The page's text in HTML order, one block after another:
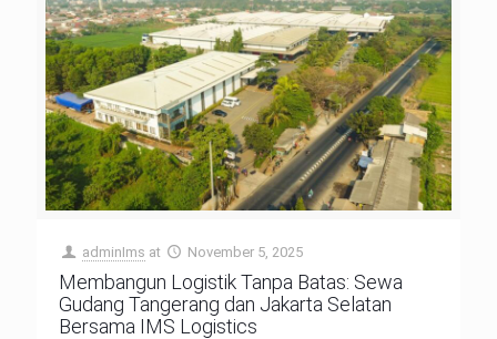
adminIms at November 5, 2025
Membangun Logistik Tanpa Batas: Sewa
Gudang Tangerang dan Jakarta Selatan
Bersama IMS Logistics